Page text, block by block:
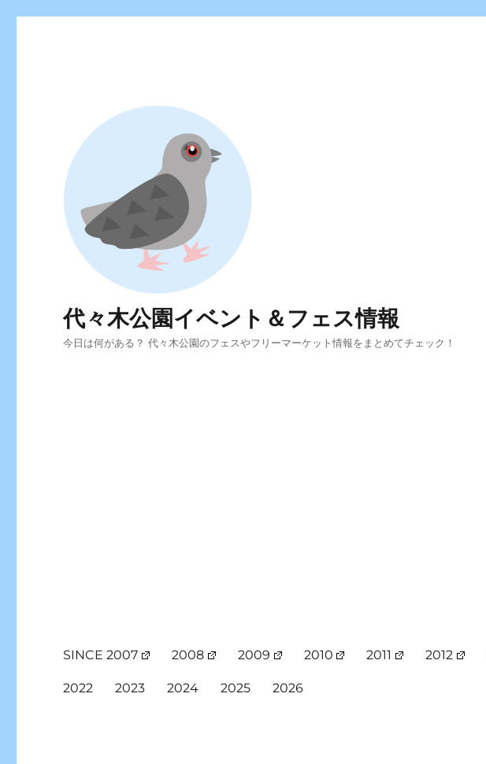
代々木公園イベント＆フェス情報
今日は何がある？ 代々木公園のフェスやフリーマーケット情報をまとめてチェック！
SINCE 2007 2008 2009 2010 2011 2012
2022 2023 2024 2025 2026